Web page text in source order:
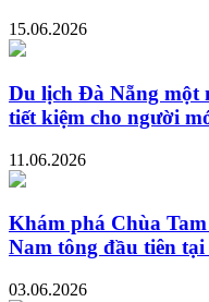
15.06.2026
Du lịch Đà Nẵng một
tiết kiệm cho người
11.06.2026
Khám phá Chùa
Nam tông đầu tiên
03.06.2026